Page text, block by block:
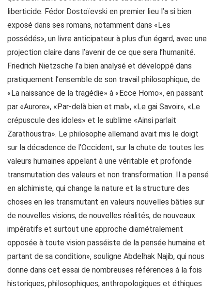
liberticide. Fédor Dostoïevski en premier lieu l’a si bien
exposé dans ses romans, notamment dans «Les
possédés», un livre anticipateur à plus d’un égard, avec une
projection claire dans l’avenir de ce que sera l’humanité.
Friedrich Nietzsche l’a bien analysé et développé dans
pratiquement l’ensemble de son travail philosophique, de
«La naissance de la tragédie» à «Ecce Homo», en passant
par «Aurore», «Par-delà bien et mal», «Le gai Savoir», «Le
crépuscule des idoles» et le sublime «Ainsi parlait
Zarathoustra». Le philosophe allemand avait mis le doigt
sur la décadence de l’Occident, sur la chute de toutes les
valeurs humaines appelant à une véritable et profonde
transmutation des valeurs et non transformation. Il a pensé
en alchimiste, qui change la nature et la structure des
choses en les transmutant en valeurs nouvelles bâties sur
de nouvelles visions, de nouvelles réalités, de nouveaux
impératifs et surtout une approche diamétralement
opposée à toute vision passéiste de la pensée humaine et
partant de sa condition», souligne Abdelhak Najib, qui nous
donne dans cet essai de nombreuses références à la fois
historiques, philosophiques, anthropologiques et éthiques